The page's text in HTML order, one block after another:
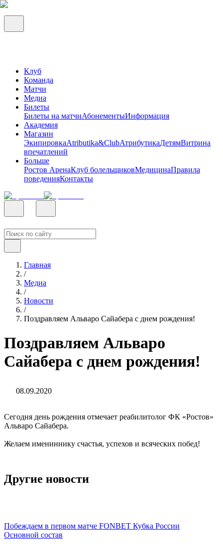
Клуб
Команда
Матчи
Медиа
Билеты
Билеты на матчиАбонементыИнформация
Академия
Магазин
ЭкипировкаAtributika&ClubАтрибутикаДетямВитрина
впечатлений
Больше
Ростов АренаКлуб болельщиковМедицинаПравила
поведенияКонтакты
Главная
/
Медиа
/
Новости
/
Поздравляем Альваро Сайабера с днем рождения!
Поздравляем Альваро
Сайабера с днем рождения!
08.09.2020
Сегодня день рождения отмечает реабилитолог ФК «Ростов»
Альваро Сайабера.
Желаем имениннику счастья, успехов и всяческих побед!
Другие новости
Побеждаем в первом матче FONBET Кубка России
Основной состав